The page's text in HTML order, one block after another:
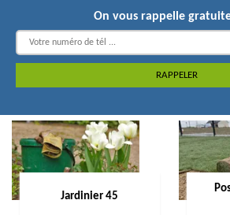
On vous rappelle
Jardinier 45